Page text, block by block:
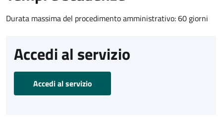
Durata massima del procedimento amministrativo: 60 giorni
Accedi al servizio
Accedi al servizio